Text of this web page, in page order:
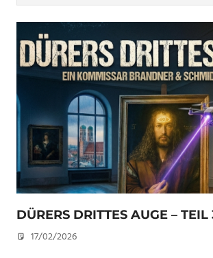
DÜRERS DRITTES AUGE – TEIL
17/02/2026